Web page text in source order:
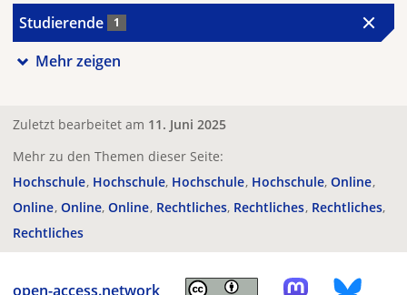
Studierende 1
Mehr zeigen
Zuletzt bearbeitet am 11. Juni 2025
Mehr zu den Themen dieser Seite:
Hochschule Hochschule Hochschule Hochschule Online
Online Online Online Rechtliches Rechtliches Rechtliches
Rechtliches
open-access.network